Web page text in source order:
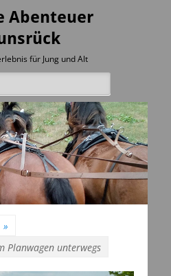
Abenteuer
für Jung und Alt
»
Planwagen unterwegs